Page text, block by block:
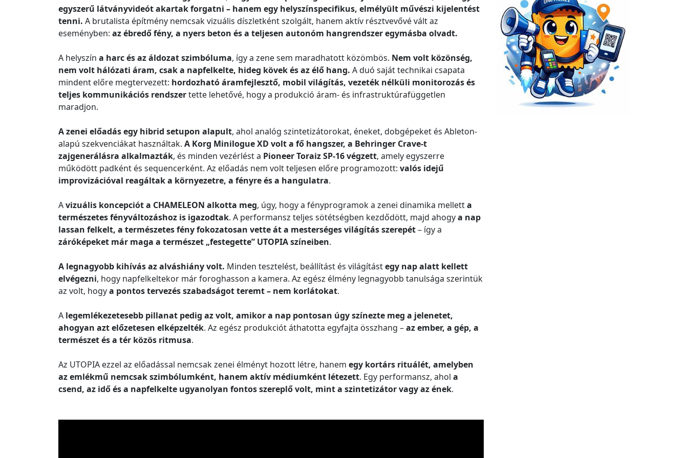
egyszerű látványvideót akartak forgatni – hanem egy helyszínspecifikus, elmélyült művészi kijelentést
tenni. A brutalista építmény nemcsak vizuális díszletként szolgált, hanem aktív résztvevővé vált az
eseményben: az ébredő fény, a nyers beton és a teljesen autonóm hangrendszer egymásba olvadt.
A helyszín a harc és az áldozat szimbóluma, így a zene sem maradhatott közömbös. Nem volt közönség,
nem volt hálózati áram, csak a napfelkelte, hideg kövek és az élő hang. A duó saját technikai csapata
mindent előre megtervezett: hordozható áramfejlesztő, mobil világítás, vezeték nélküli monitorozás és
teljes kommunikációs rendszertette lehetővé, hogy a produkció áram- és infrastruktúrafüggetlen
maradjon.
A zenei előadás egy hibrid setupon alapult, ahol analóg szintetizátorokat, éneket, dobgépeket és Ableton-
alapú szekvenciákat használtak. A Korg Minilogue XD volt a fő hangszer, a Behringer Crave-t
zajgenerálásra alkalmazták, és minden vezérlést a Pioneer Toraiz SP-16 végzett, amely egyszerre
működött padként és sequencerként. Az előadás nem volt teljesen előre programozott: valós idejű
improvizációval reagáltak a környezetre, a fényre és a hangulatra.
Avizuális koncepciót a CHAMELEON alkotta meg, úgy, hogy a fényprogramok a zenei dinamika melletta
természetes fényváltozáshoz is igazodtak. A performansz teljes sötétségben kezdődött, majd ahogya nap
lassan felkelt, a természetes fény fokozatosan vette át a mesterséges világítás szerepét– így a
záróképeket már maga a természet „festegette” UTOPIA színeiben.
A legnagyobb kihívás az alváshiány volt. Minden tesztelést, beállítást és világítástegy nap alatt kellett
elvégezni, hogy napfelkeltekor már foroghasson a kamera. Az egész élmény legnagyobb tanulsága szerintük
az volt, hogya pontos tervezés szabadságot teremt – nem korlátokat.
A legemlékezetesebb pillanat pedig az volt, amikor a nap pontosan úgy színezte meg a jelenetet,
ahogyan azt előzetesen elképzelték. Az egész produkciót áthatotta egyfajta összhang –az ember, a gép, a
természet és a tér közös ritmusa.
Az UTOPIA ezzel az előadással nemcsak zenei élményt hozott létre, hanem egy kortárs rituálét, amelyben
az emlékmű nemcsak szimbólumként, hanem aktív médiumként létezett. Egy performansz, ahol a
csend, az idő és a napfelkelte ugyanolyan fontos szereplő volt, mint a szintetizátor vagy az ének.